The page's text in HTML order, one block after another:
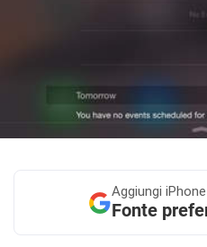
Aggiungi
Fonte